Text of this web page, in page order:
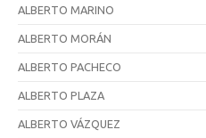
ALBERTO MARINO
ALBERTO MORÁN
ALBERTO PACHECO
ALBERTO PLAZA
ALBERTO VÁZQUEZ